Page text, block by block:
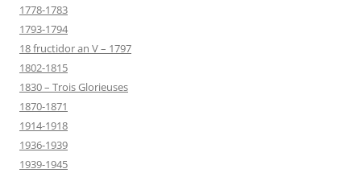
1778-1783
1793-1794
18 fructidor an V – 1797
1802-1815
1830 – Trois Glorieuses
1870-1871
1914-1918
1936-1939
1939-1945